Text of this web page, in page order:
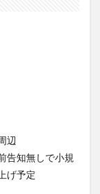
辺
告知無しで小規
げ予定